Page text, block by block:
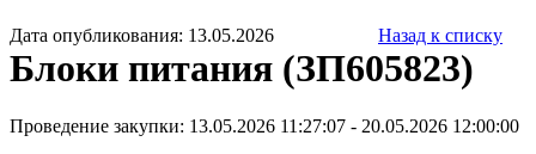
Дата опубликования: 13.05.2026 Назад к списку
Блоки питания (ЗП605823)
Проведение закупки: 13.05.2026 11:27:07 - 20.05.2026 12:00:00